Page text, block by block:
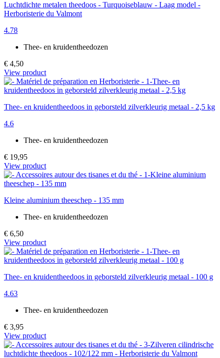
Luchtdichte metalen theedoos - Turquoiseblauw - Laag model -
Herboristerie du Valmont
4.78
Thee- en kruidentheedozen
€ 4,50
View product
Thee- en kruidentheedoos in geborsteld zilverkleurig metaal - 2,5 kg
4.6
Thee- en kruidentheedozen
€ 19,95
View product
Kleine aluminium theeschep - 135 mm
Thee- en kruidentheedozen
€ 6,50
View product
Thee- en kruidentheedoos in geborsteld zilverkleurig metaal - 100 g
4.63
Thee- en kruidentheedozen
€ 3,95
View product